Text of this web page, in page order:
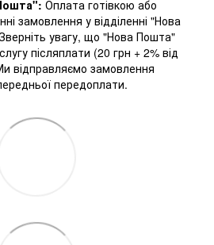
Оплата готівкою або
замовлення у відділенні "Нова
увагу, що "Нова Пошта"
післяплати (20 грн + 2% від
відправляємо замовлення
передоплати.